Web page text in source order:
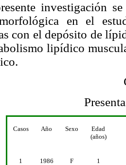
investigación
en el
con el depósito de
lipídico
Casos Año Sexo
Edad
(años)
1 1986 F 1